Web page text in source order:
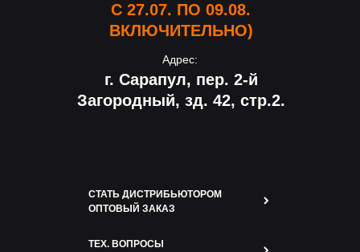
г. Сарапул, пер. 2-й
Загородный, зд. 42, стр.2.
Адрес:
С 27.07. ПО 09.08.
ВКЛЮЧИТЕЛЬНО)
СТАТЬ ДИСТРИБЬЮТОРОМ
ОПТОВЫЙ ЗАКАЗ
ТЕХ. ВОПРОСЫ